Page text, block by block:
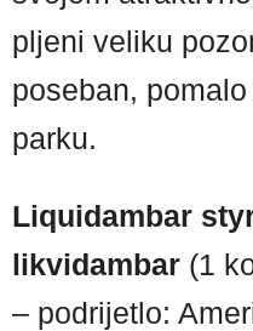
pljeni veliku
poseban,
parku.
Liquidambar
likvidambar (1
– podrijetlo: